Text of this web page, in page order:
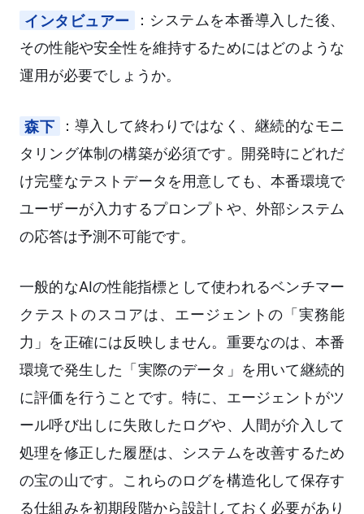
インタビュアー
：システムを本番導入した後、
その性能や安全性を維持するためにはどのような
運用が必要でしょうか。
森下
：導入して終わりではなく、継続的なモニ
タリング体制の構築が必須です。開発時にどれだ
け完璧なテストデータを用意しても、本番環境で
ユーザーが入力するプロンプトや、外部システム
の応答は予測不可能です。
一般的なAIの性能指標として使われるベンチマー
クテストのスコアは、エージェントの「実務能
力」を正確には反映しません。重要なのは、本番
環境で発生した「実際のデータ」を用いて継続的
に評価を行うことです。特に、エージェントがツ
ール呼び出しに失敗したログや、人間が介入して
処理を修正した履歴は、システムを改善するため
の宝の山です。これらのログを構造化して保存す
る仕組みを初期段階から設計しておく必要があり